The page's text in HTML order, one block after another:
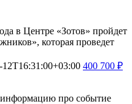
в Центре «Зотов» пройдет
которая проведет
12T16:31:00+03:00 400 700 ₽
про событие